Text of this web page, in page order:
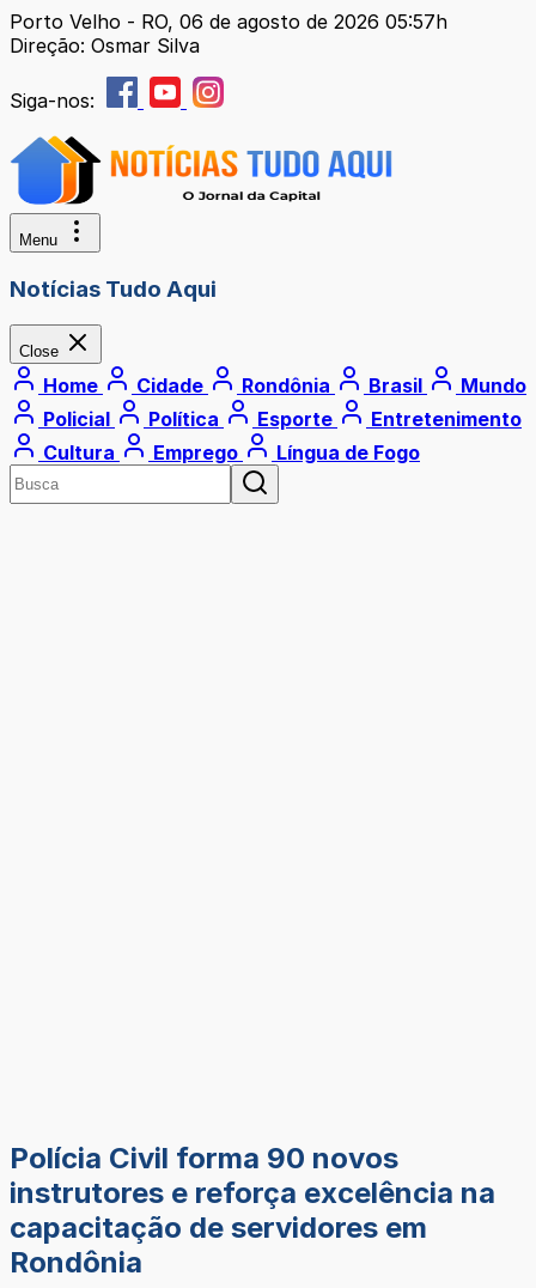
Porto Velho - RO, 06 de agosto de 2026 05:57h
Direção: Osmar Silva
Siga-nos:
Menu
Notícias Tudo Aqui
Close
Home Cidade Rondônia Brasil
Mundo
Policial
Política Esporte
Entretenimento
Cultura
Emprego Língua de Fogo
Polícia Civil forma 90 novos
instrutores e reforça excelência na
capacitação de servidores em
Rondônia